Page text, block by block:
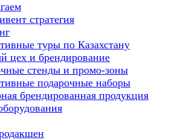
стратегия
туры по Казахстану
цех и брендирование
стенды и промо-зоны
подарочные наборы
брендированная продукция